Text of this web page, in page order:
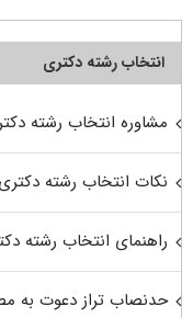
انتخاب رشته دکتری
مشاوره انتخاب رشته
نکات انتخاب رشته دکتری
راهنمای انتخاب رشته
حدنصاب تراز دعوت به